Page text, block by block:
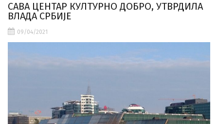
САВА ЦЕНТАР КУЛТУРНО ДОБРО, УТВРДИЛА
ВЛАДА СРБИЈЕ
09/04/2021